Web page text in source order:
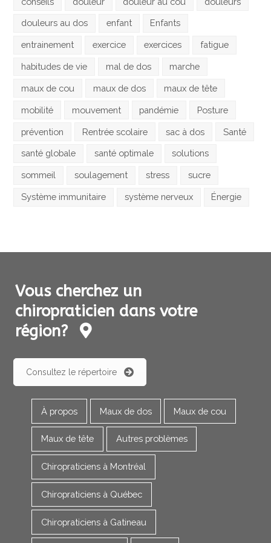
douleurs au dos enfant Enfants
entrainement exercice exercices fatigue
habitudes de vie mal de dos marche
maux de cou maux de dos maux de tête
mobilité mouvement pandémie Posture
prévention Rentrée scolaire sac à dos Santé
santé globale santé optimale solutions
sommeil soulagement stress sucre
Système immunitaire système nerveux Énergie
Vous cherchez un
chiropraticien dans votre
région?
Consultez le répertoire
À propos Maux de dos Maux de cou
Maux de tête Autres problèmes
Chiropraticiens à Montréal
Chiropraticiens à Québec
Chiropraticiens à Gatineau